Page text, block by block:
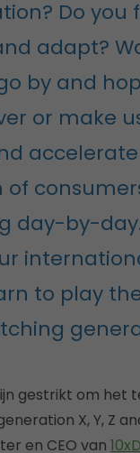
Do you
adapt?
by and
or make
of
day-by-
to play
gestrikt om het
X, Y, Z
en CEO van